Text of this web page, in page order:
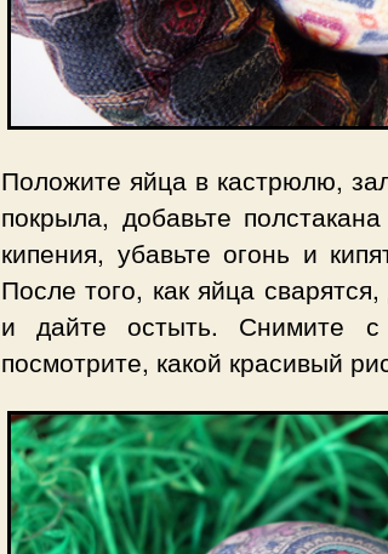
Положите яйца в кастрюлю,
покрыла, добавьте
кипения, убавьте огонь и
После того, как яйца
и дайте остыть. Снимите
посмотрите, какой красивый